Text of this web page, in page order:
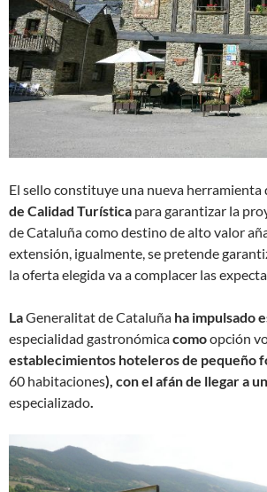
El sello constituye una nueva herramienta
de Calidad Turística para garantizar la
de Cataluña como destino de alto valor
extensión, igualmente, se pretende
la oferta elegida va a complacer las
LaGeneralitat de Cataluña ha impulsado
especialidad gastronómicacomoopción
establecimientos hoteleros de pequeño
60 habitaciones), con el afán de llegar a un
especializado.